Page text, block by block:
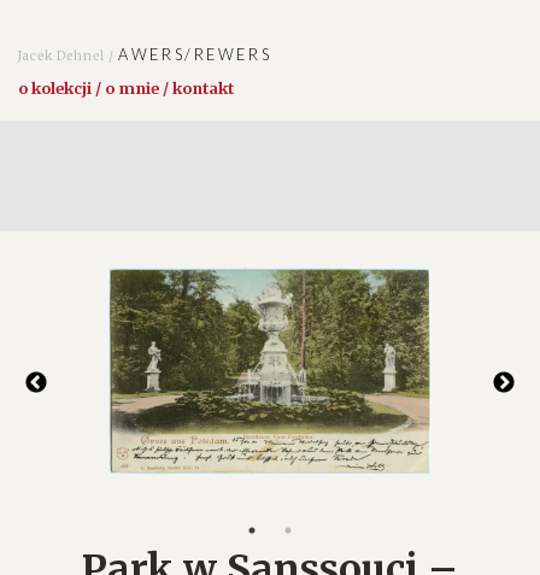
Jacek Dehnel /AWERS/REWERS
o kolekcji / o mnie / kontakt